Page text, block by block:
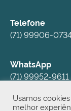
Telefone
(71) 99906-
WhatsApp
(71) 99952-9611
Redes Sociais
Usamos
melhor